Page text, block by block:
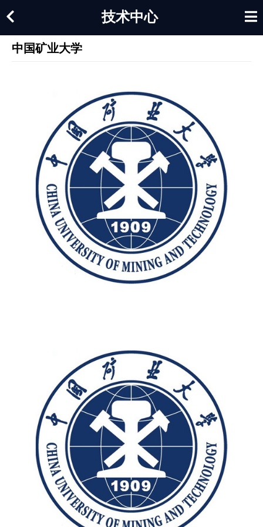
技术中心
中国矿业大学